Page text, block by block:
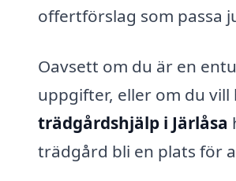
offertförslag som passa
Oavsett om du är en
uppgifter, eller om du
trädgårdshjälp i Järlåsa
trädgård bli en plats för